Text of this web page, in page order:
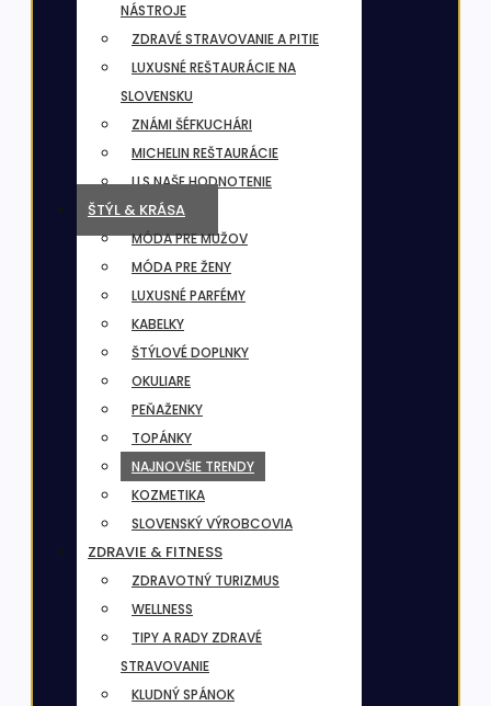
NÁSTROJE
ZDRAVÉ STRAVOVANIE A PITIE
LUXUSNÉ REŠTAURÁCIE NA
SLOVENSKU
ZNÁMI ŠÉFKUCHÁRI
MICHELIN REŠTAURÁCIE
LLS NAŠE HODNOTENIE
ŠTÝL & KRÁSA
MÓDA PRE MUŽOV
MÓDA PRE ŽENY
LUXUSNÉ PARFÉMY
KABELKY
ŠTÝLOVÉ DOPLNKY
OKULIARE
PEŇAŽENKY
TOPÁNKY
NAJNOVŠIE TRENDY
KOZMETIKA
SLOVENSKÝ VÝROBCOVIA
ZDRAVIE & FITNESS
ZDRAVOTNÝ TURIZMUS
WELLNESS
TIPY A RADY ZDRAVÉ
STRAVOVANIE
KLUDNÝ SPÁNOK